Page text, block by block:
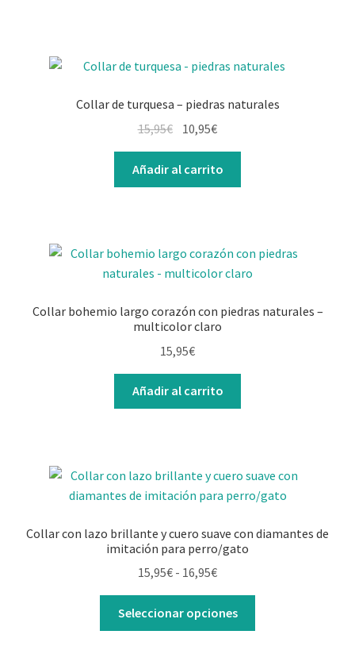
Collar de turquesa – piedras naturales
15,95€ 10,95€
Añadir al carrito
Collar bohemio largo corazón con piedras naturales –
multicolor claro
15,95€
Añadir al carrito
Collar con lazo brillante y cuero suave con diamantes de
imitación para perro/gato
15,95€ - 16,95€
Seleccionar opciones